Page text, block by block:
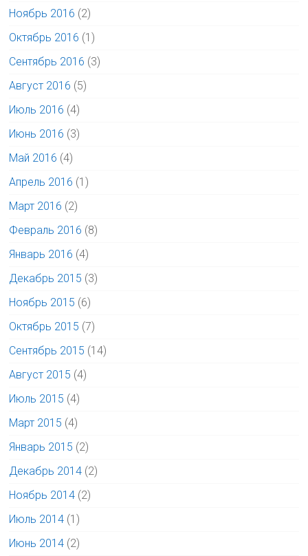
Ноябрь 2016 (2)
Октябрь 2016 (1)
Сентябрь 2016 (3)
Август 2016 (5)
Июль 2016 (4)
Июнь 2016 (3)
Май 2016 (4)
Апрель 2016 (1)
Март 2016 (2)
Февраль 2016 (8)
Январь 2016 (4)
Декабрь 2015 (3)
Ноябрь 2015 (6)
Октябрь 2015 (7)
Сентябрь 2015 (14)
Август 2015 (4)
Июль 2015 (4)
Март 2015 (4)
Январь 2015 (2)
Декабрь 2014 (2)
Ноябрь 2014 (2)
Июль 2014 (1)
Июнь 2014 (2)